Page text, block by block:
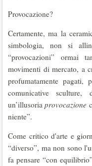
Provocazione?
Certamente, ma la
simbologia, non si
“provocazioni” ormai
movimenti di mercato, a
profumatamente pagati,
comunicative
un’illusoriaprovocazione
niente”.
Come critico d'arte e
“diverso”, ma non sono
fa pensare “con